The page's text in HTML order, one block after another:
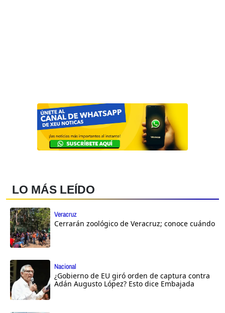
LO MÁS LEÍDO
Veracruz
Cerrarán zoológico de Veracruz; conoce cuándo
Nacional
¿Gobierno de EU giró orden de captura contra
Adán Augusto López? Esto dice Embajada